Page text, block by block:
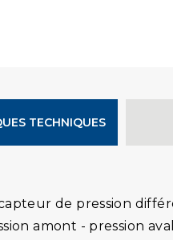
TECHNIQUES
de pression
amont - pression